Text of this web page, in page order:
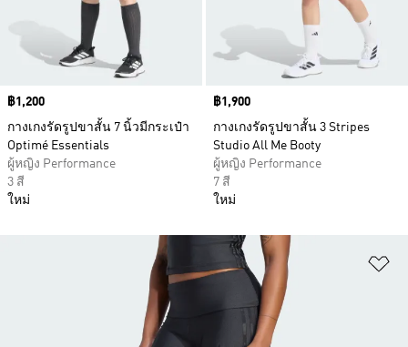
Price
฿1,200
กางเกงรัดรูปขาสั้น 7 นิ้วมีกระเป๋า
Optimé Essentials
ผู้หญิง Performance
3 สี
ใหม่
Price
฿1,900
กางเกงรัดรูปขาสั้น 3 Stripes
Studio All Me Booty
ผู้หญิง Performance
7 สี
ใหม่